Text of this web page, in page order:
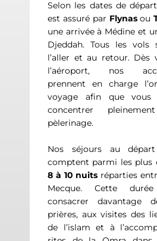
Selon les dates de
est assuré par Flynasou
une arrivée à Médine et
Djeddah. Tous les vols
l’aller et au retour. Dès
l’aéroport, nos
prennent en charge
voyage afin que vous
concentrer
pèlerinage.
Nos séjours au
comptent parmi les plus
8 à 10 nuits réparties
Mecque. Cette
consacrer davantage
prières, aux visites des
de l’islam et à